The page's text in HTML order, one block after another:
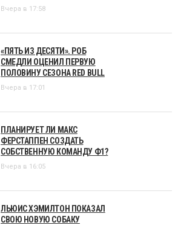
Вчера в 17:58
«ПЯТЬ ИЗ ДЕСЯТИ». РОБ
СМЕДЛИ ОЦЕНИЛ ПЕРВУЮ
ПОЛОВИНУ СЕЗОНА RED BULL
Вчера в 17:01
ПЛАНИРУЕТ ЛИ МАКС
ФЕРСТАППЕН СОЗДАТЬ
СОБСТВЕННУЮ КОМАНДУ Ф1?
Вчера в 16:05
ЛЬЮИС ХЭМИЛТОН ПОКАЗАЛ
СВОЮ НОВУЮ СОБАКУ